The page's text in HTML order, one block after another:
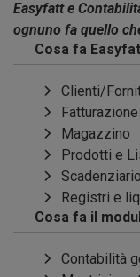
Easyfatt e
ognuno fa quello
Cosa fa
Clienti/
Magazzino
Prodotti e
Registri e
Cosa fa il
Contabilità